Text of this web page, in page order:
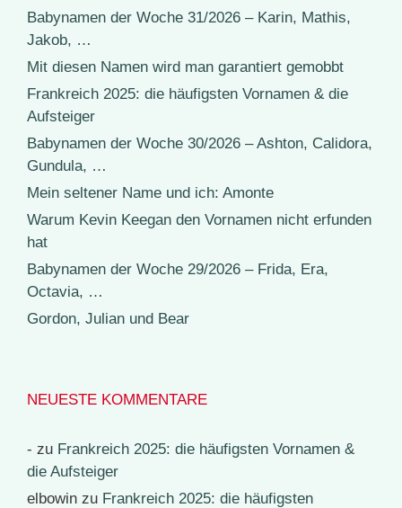
Babynamen der Woche 31/2026 – Karin, Mathis,
Jakob, …
Mit diesen Namen wird man garantiert gemobbt
Frankreich 2025: die häufigsten Vornamen & die
Aufsteiger
Babynamen der Woche 30/2026 – Ashton, Calidora,
Gundula, …
Mein seltener Name und ich: Amonte
Warum Kevin Keegan den Vornamen nicht erfunden
hat
Babynamen der Woche 29/2026 – Frida, Era,
Octavia, …
Gordon, Julian und Bear
NEUESTE KOMMENTARE
- zu Frankreich 2025: die häufigsten Vornamen &
die Aufsteiger
elbowin zu Frankreich 2025: die häufigsten